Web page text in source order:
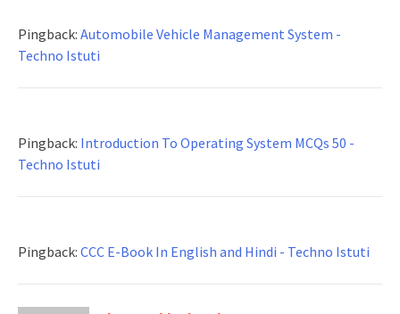
Pingback: Automobile Vehicle Management System -
Techno Istuti
Pingback: Introduction To Operating System MCQs 50 -
Techno Istuti
Pingback: CCC E-Book In English and Hindi - Techno Istuti